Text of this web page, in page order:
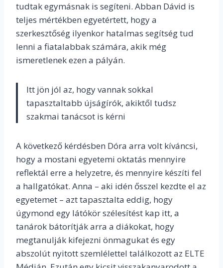
tudtak egymásnak is segíteni. Abban Dávid is
teljes mértékben egyetértett, hogy a
szerkesztőség ilyenkor hatalmas segítség tud
lenni a fiatalabbak számára, akik még
ismeretlenek ezen a pályán.
Itt jön jól az, hogy vannak sokkal
tapasztaltabb újságírók, akiktől tudsz
szakmai tanácsot is kérni
A következő kérdésben Dóra arra volt kíváncsi,
hogy a mostani egyetemi oktatás mennyire
reflektál erre a helyzetre, és mennyire készíti fel
a hallgatókat. Anna – aki idén ősszel kezdte el az
egyetemet – azt tapasztalta eddig, hogy
úgymond egy látókör szélesítést kap itt, a
tanárok bátorítják arra a diákokat, hogy
megtanulják kifejezni önmagukat és egy
abszolút nyitott szemlélettel találkozott az ELTE